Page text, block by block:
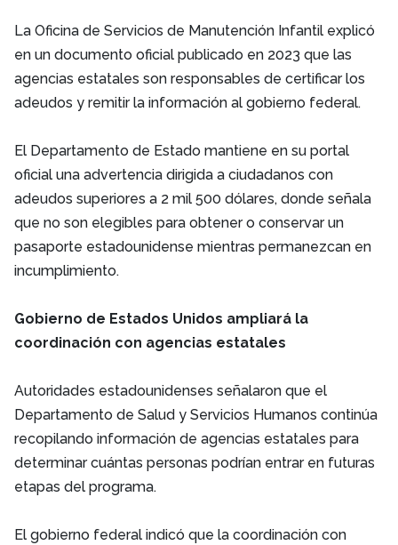
La Oficina de Servicios de Manutención Infantil explicó
en un documento oficial publicado en 2023 que las
agencias estatales son responsables de certificar los
adeudos y remitir la información al gobierno federal.
El Departamento de Estado mantiene en su portal
oficial una advertencia dirigida a ciudadanos con
adeudos superiores a 2 mil 500 dólares, donde señala
que no son elegibles para obtener o conservar un
pasaporte estadounidense mientras permanezcan en
incumplimiento.
Gobierno de Estados Unidos ampliará la
coordinación con agencias estatales
Autoridades estadounidenses señalaron que el
Departamento de Salud y Servicios Humanos continúa
recopilando información de agencias estatales para
determinar cuántas personas podrían entrar en futuras
etapas del programa.
El gobierno federal indicó que la coordinación con